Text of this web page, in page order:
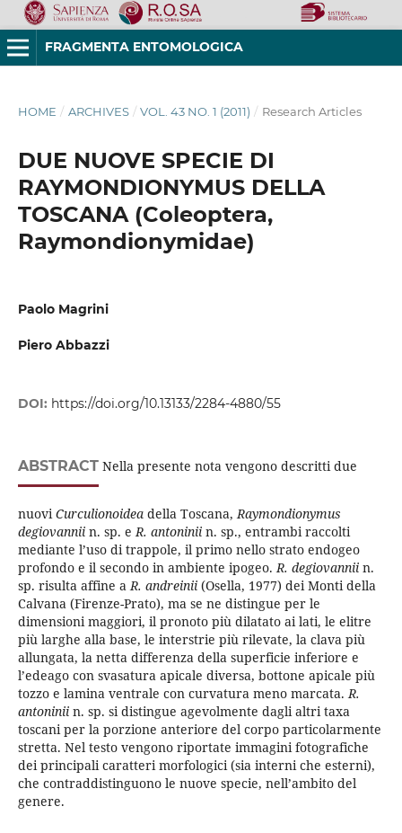
FRAGMENTA ENTOMOLOGICA
HOME / ARCHIVES / VOL. 43 NO. 1 (2011) / Research Articles
DUE NUOVE SPECIE DI
RAYMONDIONYMUS DELLA
TOSCANA (Coleoptera,
Raymondionymidae)
Paolo Magrini
Piero Abbazzi
DOI: https://doi.org/10.13133/2284-4880/55
ABSTRACTNella presente nota vengono descritti due
nuoviCurculionoideadella Toscana,Raymondionymus
degiovanniin. sp. eR. antoniniin. sp., entrambi raccolti
mediante l’uso di trappole, il primo nello strato endogeo
profondo e il secondo in ambiente ipogeo.R. degiovanniin.
sp. risulta affine aR. andreinii(Osella, 1977) dei Monti della
Calvana (Firenze-Prato), ma se ne distingue per le
dimensioni maggiori, il pronoto più dilatato ai lati, le elitre
più larghe alla base, le interstrie più rilevate, la clava più
allungata, la netta differenza della superficie inferiore e
l’edeago con svasatura apicale diversa, bottone apicale più
tozzo e lamina ventrale con curvatura meno marcata.R.
antoniniin. sp. si distingue agevolmente dagli altri taxa
toscani per la porzione anteriore del corpo particolarmente
stretta. Nel testo vengono riportate immagini fotografiche
dei principali caratteri morfologici (sia interni che esterni),
che contraddistinguono le nuove specie, nell’ambito del
genere.